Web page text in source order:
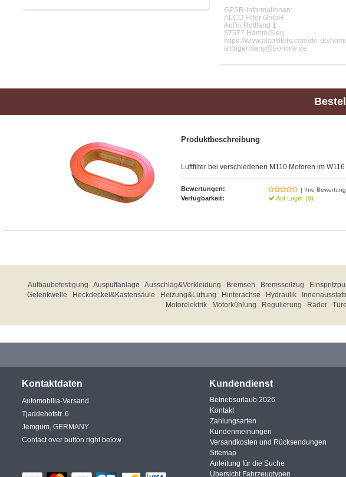
GPSR-Informationen:
ALCO Filter GmbH
Auf'm Rottland 1
57577 Hamm/Sieg
https://www.alcofilters.com/de-de/
alcogermany@t-online.de
Produktbeschreibung
Luftfilter bei verschiedenen M110 Motoren im
Bewertungen: | Ihre
Verfügbarkeit: Auf Lager (9)
Aufbaubefestigung Auspuffanlage Ausschlag&Verkleidung Bremsen Bremsseilzug
Gelenkwelle
Heckdeckel&Kastensäule Heizung&Lüftung Hinterachse Hydraulik
Motorelektrik
Motorkühlung Regulierung Räder
Kontaktdaten
Automobilia-Versand
Tjaddehofstr. 6
Jemgum, GERMANY
Contact over button right below
Kundendienst
Betriebsurlaub 2026
Kontakt
Zahlungsarten
Kundenmeinungen
Versandkosten und Rücksendungen
Sitemap
Anleitung für die Suche
Übersicht Fahrzeugtypen